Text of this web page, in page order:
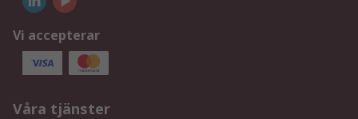
Vi accepterar
Våra tjänster